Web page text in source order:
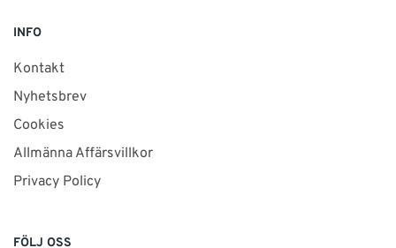
INFO
Kontakt
Nyhetsbrev
Cookies
Allmänna Affärsvillkor
Privacy Policy
FÖLJ OSS